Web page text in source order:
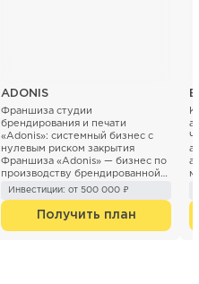
ADONIS
Франшиза студии
брендирования и печати
«Adonis»: системный бизнес с
нулевым риском закрытия
Франшиза «Adonis» — бизнес по
производству брендированной
продукции (печать...
Инвестиции: от 500 000 ₽
Получить план